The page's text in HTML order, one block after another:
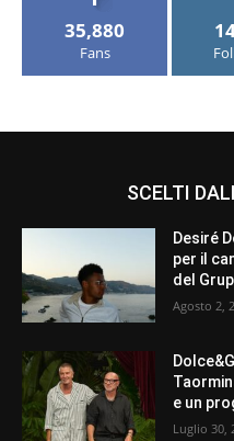
35,880
Fans
SCELTI
Desiré
per il
del
Agosto 2,
e un
Luglio 30,